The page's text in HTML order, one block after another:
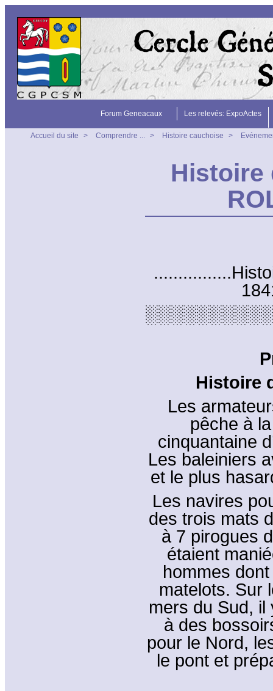
Forum Geneacaux Les relevés: ExpoActes
Accueil du site > Comprendre ... > Histoire cauchoise >
Histoire
Histoire
Les
pêche à
cinquantaine
Les baleiniers
et le plus
Les navires
des trois mats
à 7 pirogues
étaient
hommes
matelots. Sur
mers du Sud,
à des
pour le Nord,
le pont et